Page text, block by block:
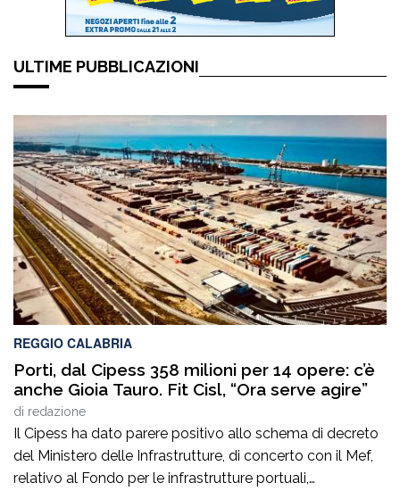
ULTIME PUBBLICAZIONI
REGGIO CALABRIA
Porti, dal Cipess 358 milioni per 14 opere: c’è
anche Gioia Tauro. Fit Cisl, “Ora serve agire”
di redazione
Il Cipess ha dato parere positivo allo schema di decreto
del Ministero delle Infrastrutture, di concerto con il Mef,
relativo al Fondo per le infrastrutture portuali,